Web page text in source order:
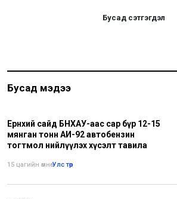
Бусад сэтгэгдэл
Бусад мэдээ
Ерөнхий сайд БНХАУ-аас сар бүр 12-15
мянган тонн АИ-92 автобензин
тогтмол нийлүүлэх хүсэлт тавила
15 цагийн өмнө•Улс төр